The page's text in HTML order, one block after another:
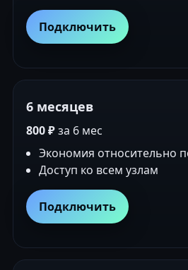
Подключить
6 месяцев
800 ₽за 6 мес
Экономия относительно
Доступ ко всем узлам
Подключить